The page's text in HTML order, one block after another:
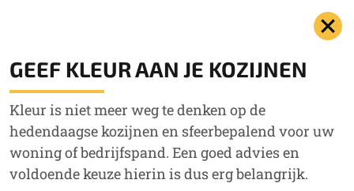
GEEF KLEUR AAN JE KOZIJNEN
Kleur is niet meer weg te denken op de
hedendaagse kozijnen en sfeerbepalend voor uw
woning of bedrijfspand. Een goed advies en
voldoende keuze hierin is dus erg belangrijk.